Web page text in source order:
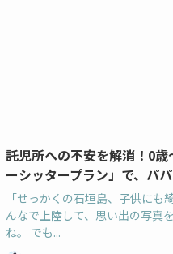
託児所への不安を解消！0
ーシッタープラン」で、パ
「せっかくの石垣島、子供に
んなで上陸して、思い出の写真
ね。 でも...